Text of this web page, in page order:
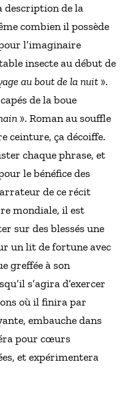
description de la
combien il possède
l’imaginaire
insecte au début de
au bout de la nuit ».
de la boue
». Roman au souffle
ceinture, ça décoiffe.
chaque phrase, et
le bénéfice des
de ce récit
mondiale, il est
sur des blessés une
un lit de fortune avec
greffée à son
s’agira d’exercer
où il finira par
embauche dans
pour cœurs
et expérimentera